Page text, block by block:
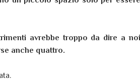
avrebbe troppo da dire a noi
anche quattro.